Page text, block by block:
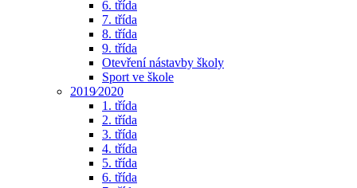
6. třída
7. třída
8. třída
9. třída
Otevření nástavby školy
Sport ve škole
2019⁄2020
1. třída
2. třída
3. třída
4. třída
5. třída
6. třída